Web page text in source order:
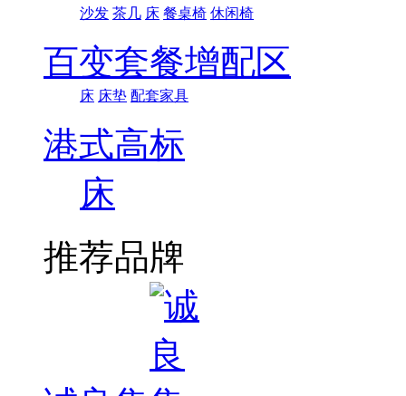
沙发 茶几 床 餐桌椅 休闲椅
百变套餐增配区
床 床垫 配套家具
港式高标
床
推荐品牌